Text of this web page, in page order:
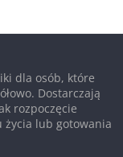
dla osób, które
Dostarczają
rozpoczęcie
życia lub gotowania